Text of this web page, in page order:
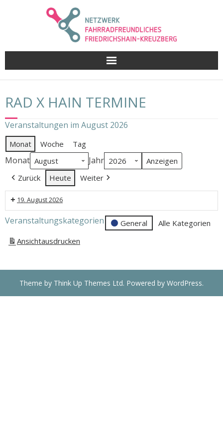
RAD X HAIN TERMINE
Veranstaltungen im August 2026
Monat Woche Tag
Monat Jahr
Zurück Heute Weiter
19. August 2026
Sommerpause
Kein
Veranstaltungskategorien General
Alle Kategorien
Ansichtausdrucken
Theme by Think Up Themes Ltd. Powered by WordPress.